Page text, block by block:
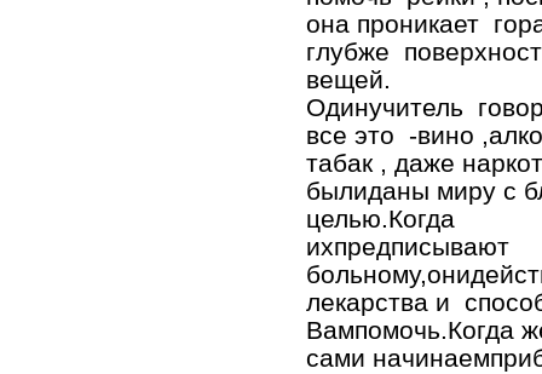
она проникает
глубже
вещей.
Одинучитель
все это -вино
табак , даже
былиданы миру с
целью.Когда
ихпредписывают
лекарства и
Вампомочь.Когда
сами